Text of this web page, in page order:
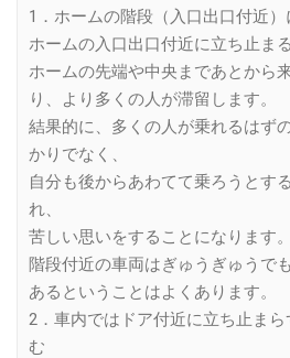
1．ホームの階段（入口出口付近
ホームの入口出口付近に立ち止まる
ホームの先端や中央まであとから
り、より多くの人が滞留します。
結果的に、多くの人が乗れるはず
かりでなく、
自分も後からあわてて乗ろうとす
れ、
苦しい思いをすることになります。
階段付近の車両はぎゅうぎゅうで
あるということはよくあります。
2．車内ではドア付近に立ち止ま
む